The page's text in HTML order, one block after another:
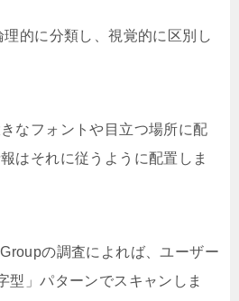
的に分類し、視覚的に区別し
なフォントや目立つ場所に配
はそれに従うように配置しま
の調査によれば、ユーザー
型」パターンでスキャンしま